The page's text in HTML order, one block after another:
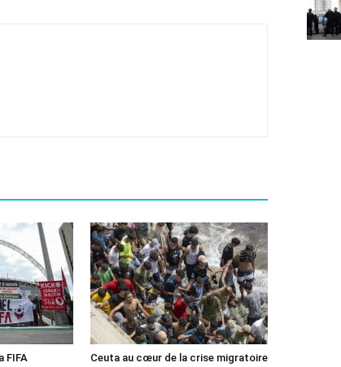
FIFA Ceuta au cœur de la crise migratoire